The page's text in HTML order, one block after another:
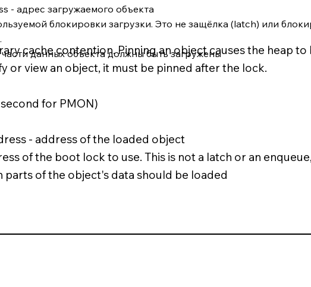
- адрес загружаемого объекта
блокировки загрузки. Это не защёлка (latch) или
данных объекта должны быть загружены
cache contention. Pinning an object causes the heap
or view an object, it must be pinned after the lock.
for PMON)
- address of the loaded object
of the boot lock to use. This is not a latch or an
parts of the object's data should be loaded